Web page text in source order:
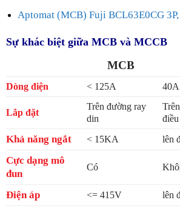
Aptomat (MCB) Fuji BCL63E0CG
Sự khác biệt giữa MCB và MCCB
MCB
Dòng điện < 125A
Lắp đặt
Trên đường ray
din
Khả năng ngắt < 15KA lên
Cực dạng mô
đun
Có
Điện áp <= 415V lên